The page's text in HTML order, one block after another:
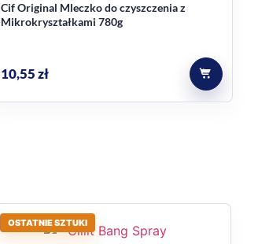
Cif Original Mleczko do czyszczenia z
Mikrokryształkami 780g
10,55zł
OSTATNIE SZTUKI